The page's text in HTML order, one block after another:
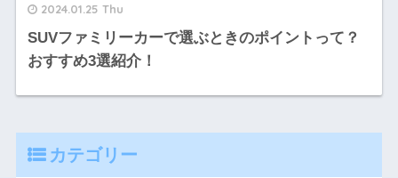
2024.01.25 Thu
SUVファミリーカーで選ぶときのポイントって？
おすすめ3選紹介！
カテゴリー